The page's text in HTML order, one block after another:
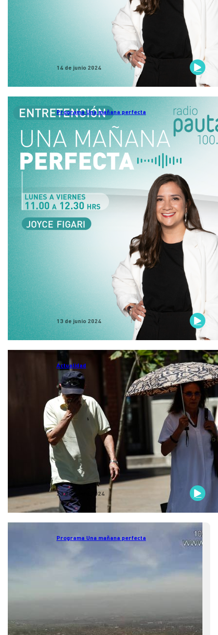
14 de junio 2024
Programa Una mañana perfecta
13 de junio 2024
Actualidad
23 de enero 2024
Programa Una mañana perfecta